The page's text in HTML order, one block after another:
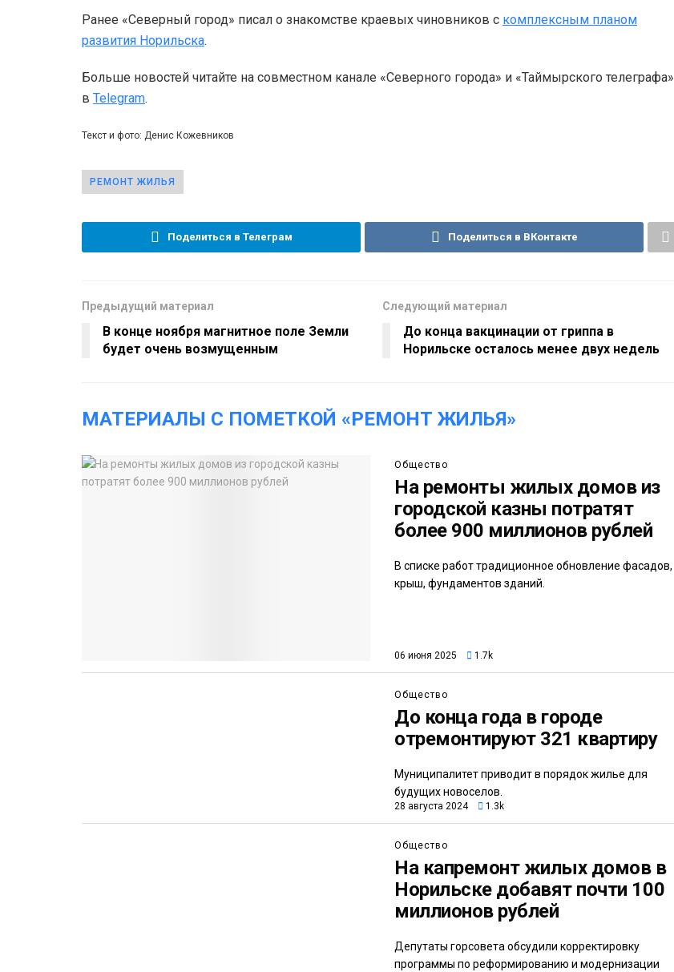
Ранее «Северный город» писал о знакомстве краевых чиновников с комплексным планом
развития Норильска.
Больше новостей читайте на совместном канале «Северного города» и «Таймырского телеграфа»
в Telegram.
Текст и фото: Денис Кожевников
РЕМОНТ ЖИЛЬЯ
Поделиться в Телеграм Поделиться в ВКонтакте
Предыдущий материал
В конце ноября магнитное поле Земли
будет очень возмущенным
Следующий материал
До конца вакцинации от гриппа в
Норильске осталось менее двух недель
МАТЕРИАЛЫ С ПОМЕТКОЙ «РЕМОНТ ЖИЛЬЯ»
Общество
На ремонты жилых домов из
городской казны потратят
более 900 миллионов рублей
В списке работ традиционное обновление фасадов,
крыш, фундаментов зданий.
06 июня 2025 1.7k
Общество
До конца года в городе
отремонтируют 321 квартиру
Муниципалитет приводит в порядок жилье для
будущих новоселов.
28 августа 2024 1.3k
Общество
На капремонт жилых домов в
Норильске добавят почти 100
миллионов рублей
Депутаты горсовета обсудили корректировку
программы по реформированию и модернизации